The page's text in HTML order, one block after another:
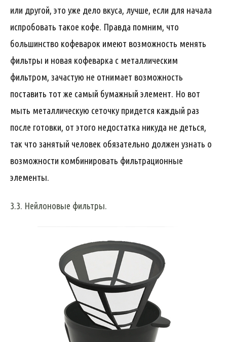
или другой, это уже дело вкуса, лучше, если для начала
испробовать такое кофе. Правда помним, что
большинство кофеварок имеют возможность менять
фильтры и новая кофеварка с металлическим
фильтром, зачастую не отнимает возможность
поставить тот же самый бумажный элемент. Но вот
мыть металлическую сеточку придется каждый раз
после готовки, от этого недостатка никуда не деться,
так что занятый человек обязательно должен узнать о
возможности комбинировать фильтрационные
элементы.
3.3. Нейлоновые фильтры.